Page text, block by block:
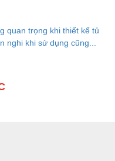
quan trọng khi thiết kế tủ
nghi khi sử dụng cũng...